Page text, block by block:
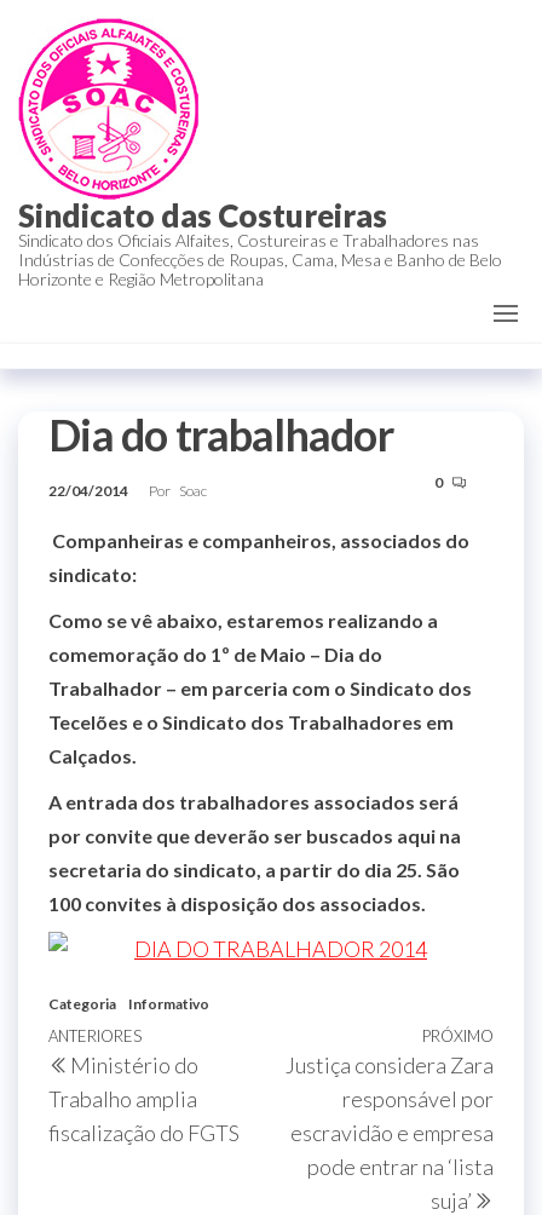
Sindicato das Costureiras
Sindicato dos Oficiais Alfaites, Costureiras e Trabalhadores nas
Indústrias de Confecções de Roupas, Cama, Mesa e Banho de Belo
Horizonte e Região Metropolitana
Dia do trabalhador
22/04/2014 Por Soac 0
Companheiras e companheiros, associados do
sindicato:
Como se vê abaixo, estaremos realizando a
comemoração do 1º de Maio – Dia do
Trabalhador – em parceria com o Sindicato dos
Tecelões e o Sindicato dos Trabalhadores em
Calçados.
A entrada dos trabalhadores associados será
por convite que deverão ser buscados aqui na
secretaria do sindicato, a partir do dia 25. São
100 convites à disposição dos associados.
Categoria Informativo
ANTERIORES
Ministério do
Trabalho amplia
fiscalização do FGTS
PRÓXIMO
Justiça considera Zara
responsável por
escravidão e empresa
pode entrar na ‘lista
suja’